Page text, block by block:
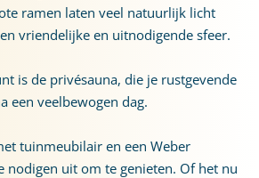
ramen laten veel natuurlijk licht
vriendelijke en uitnodigende sfeer.
is de privésauna, die je rustgevende
een veelbewogen dag.
tuinmeubilair en een Weber
nodigen uit om te genieten. Of het nu